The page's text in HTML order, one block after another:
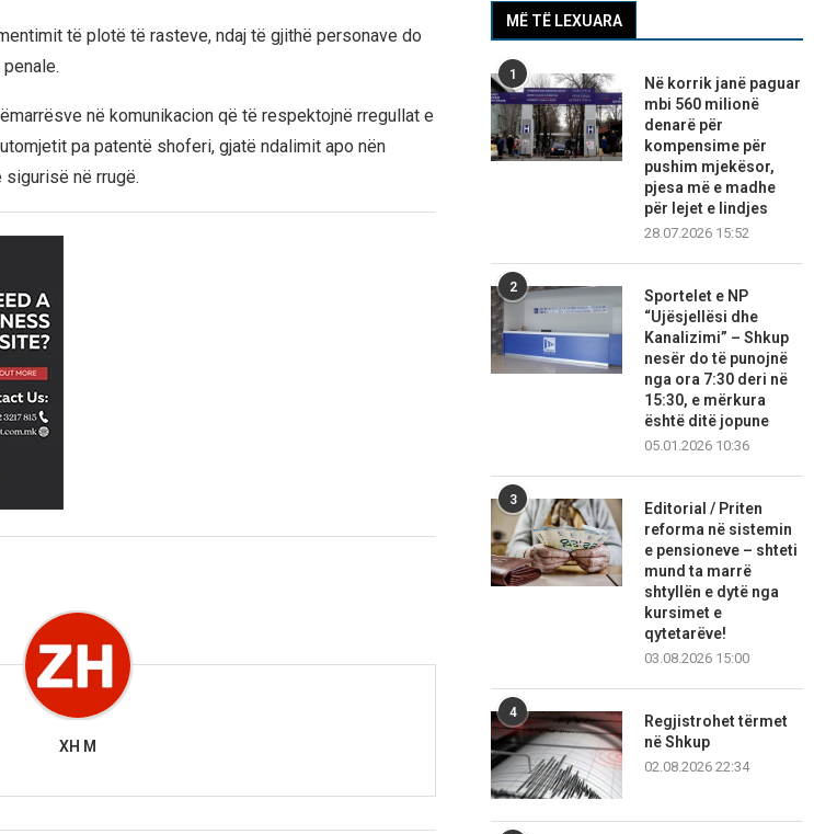
të plotë të rasteve, ndaj të gjithë personave do
në komunikacion që të respektojnë rregullat e
pa patentë shoferi, gjatë ndalimit apo nën
në rrugë.
XH M
MË TË LEXUARA
1
Në korrik janë paguar
mbi 560 milionë
denarë për
kompensime për
pushim mjekësor,
pjesa më e madhe
për lejet e lindjes
28.07.2026 15:52
2
Sportelet e NP
“Ujësjellësi dhe
Kanalizimi” – Shkup
nesër do të punojnë
nga ora 7:30 deri në
15:30, e mërkura
është ditë jopune
05.01.2026 10:36
3
Editorial / Priten
reforma në sistemin
e pensioneve – shteti
mund ta marrë
shtyllën e dytë nga
kursimet e
qytetarëve!
03.08.2026 15:00
4
Regjistrohet tërmet
në Shkup
02.08.2026 22:34